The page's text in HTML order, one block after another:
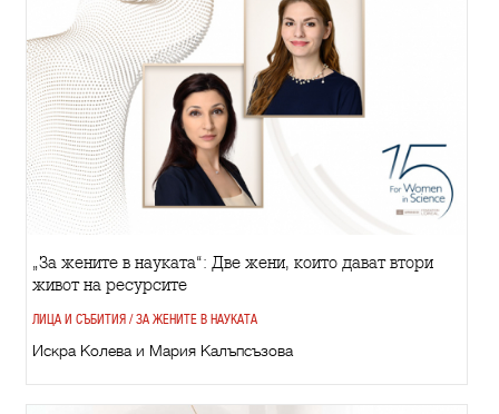
„За жените в науката“: Две жени, които дават втори
живот на ресурсите
ЛИЦА И СЪБИТИЯ / ЗА ЖЕНИТЕ В НАУКАТА
Искра Колева и Мария Калъпсъзова